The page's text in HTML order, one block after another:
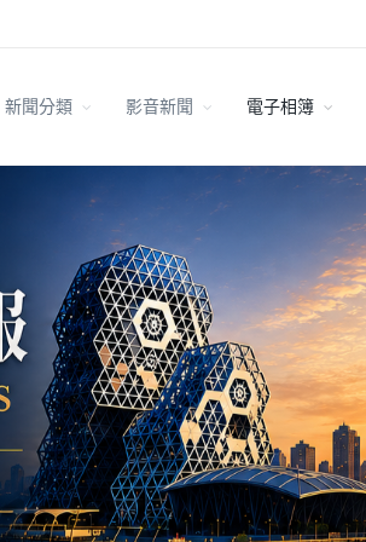
新聞分類 影音新聞 電子相簿